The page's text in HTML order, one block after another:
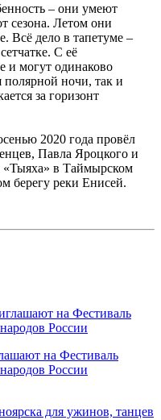
– они умеют
сезона. Летом они
Всё дело в тапетуме –
С её
и могут одинаково
полярной ночи, так и
за горизонт
2020 года провёл
Павла Яроцкого и
в Таймырском
берегу реки Енисей.
на Фестиваль
России